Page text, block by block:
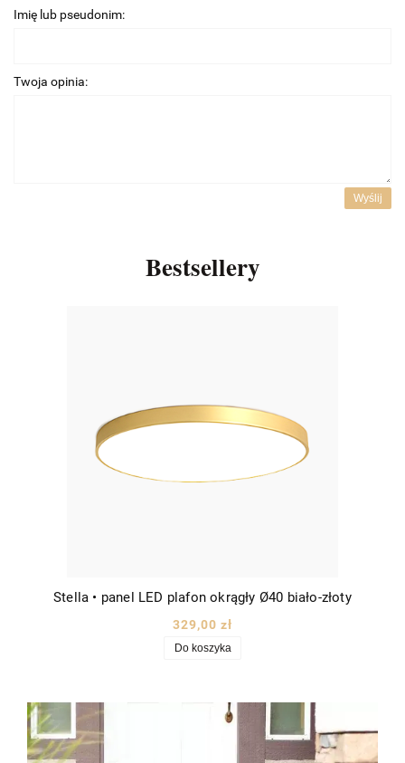
Imię lub pseudonim:
Twoja opinia:
Wyślij
Bestsellery
Stella • panel LED plafon okrągły Ø40 biało-złoty
329,00 zł
Do koszyka